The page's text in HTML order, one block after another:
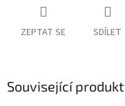
ZEPTAT SE SDÍLET
Související